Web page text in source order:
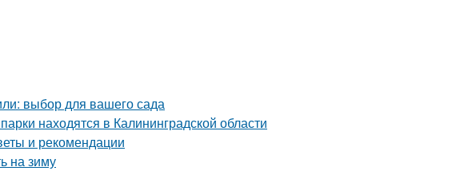
выбор для вашего сада
находятся в Калининградской области
и рекомендации
на зиму